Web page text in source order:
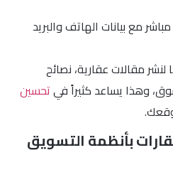
مع بيانات الهاتف والبريد
مقالات عقارية، نصائح
وهذا يساعد كثيراً فيتحسين
بأنظمة التسويق